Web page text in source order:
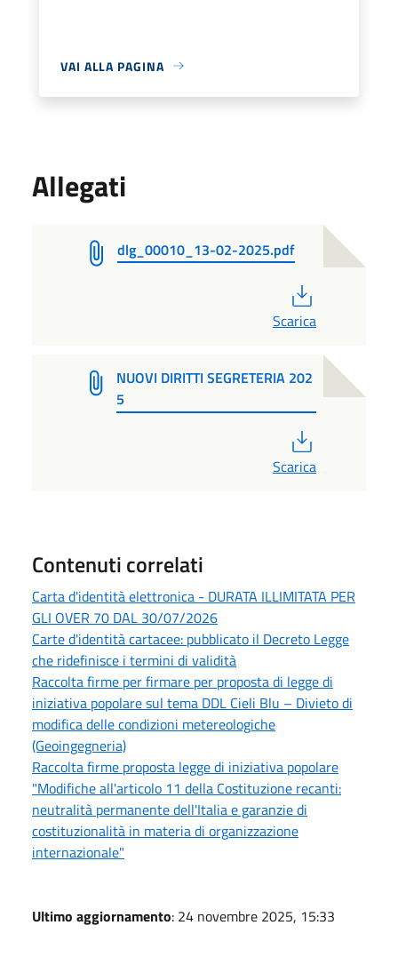
VAI ALLA PAGINA
Allegati
dlg_00010_13-02-2025.pdf
Scarica
NUOVI DIRITTI SEGRETERIA 202
5
Scarica
Contenuti correlati
Carta d'identità elettronica - DURATA ILLIMITATA PER
GLI OVER 70 DAL 30/07/2026
Carte d'identità cartacee: pubblicato il Decreto Legge
che ridefinisce i termini di validità
Raccolta firme per firmare per proposta di legge di
iniziativa popolare sul tema DDL Cieli Blu – Divieto di
modifica delle condizioni metereologiche
(Geoingegneria)
Raccolta firme proposta legge di iniziativa popolare
"Modifiche all'articolo 11 della Costituzione recanti:
neutralità permanente dell'Italia e garanzie di
costituzionalità in materia di organizzazione
internazionale"
Ultimo aggiornamento: 24 novembre 2025, 15:33